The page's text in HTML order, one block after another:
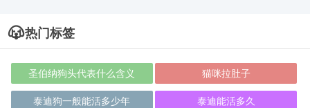
热门标签
圣伯纳狗头代表什么含义 猫咪拉肚子
泰迪狗一般能活多少年 泰迪能活多久